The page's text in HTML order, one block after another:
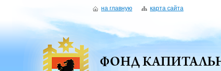
на главную карта сайта